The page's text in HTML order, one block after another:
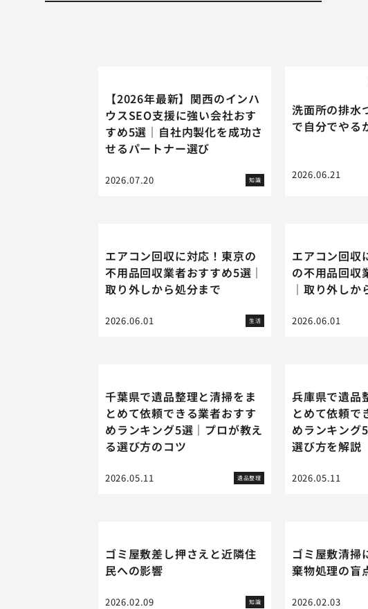
【2026年最新】関西のインハ
ウスSEO支援に強い会社おす
すめ5選｜自社内製化を成功さ
せるパートナー選び
2026.07.20 知識
洗面所の排水
で自分でやる
2026.06.21
エアコン回収に対応！東京の
不用品回収業者おすすめ5選｜
取り外しから処分まで
2026.06.01 生活
エアコン回収
の不用品回収
｜取り外しか
2026.06.01
千葉県で遺品整理と清掃をま
とめて依頼できる業者おすす
めランキング5選｜プロが教え
る選び方のコツ
2026.05.11 遺品整理
兵庫県で遺品
とめて依頼で
めランキング
選び方を解説
2026.05.11
ゴミ屋敷差し押さえと近隣住
民への影響
2026.02.09 知識
ゴミ屋敷清掃
棄物処理の盲
2026.02.03